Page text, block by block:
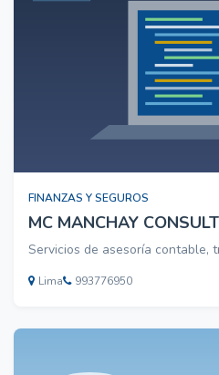
FINANZAS Y SEGUROS
MC MANCHAY
Servicios de asesoría contable,
Lima 993776950